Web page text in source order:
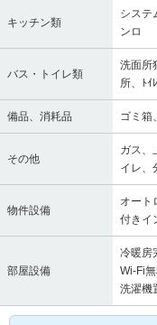
キッチン類
システ
ンロ
バス・トイレ類
洗面所
所、ﾄｲ
備品、消耗品 ゴミ箱
その他
ガス、
イレ、
物件設備
オート
付きイ
部屋設備
冷暖房
Wi-Fi
洗濯機